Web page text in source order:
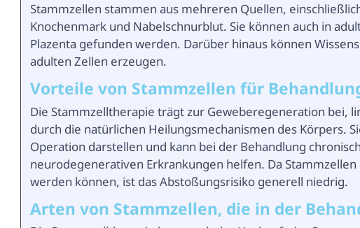
Stammzellen stammen aus mehreren Quellen,
Knochenmark und Nabelschnurblut. Sie können auch in
Plazenta gefunden werden. Darüber hinaus können
adulten Zellen erzeugen.
Vorteile von Stammzellen für
Die Stammzelltherapie trägt zur Geweberegeneration bei,
durch die natürlichen Heilungsmechanismen des Körpers.
Operation darstellen und kann bei der Behandlung
neurodegenerativen Erkrankungen helfen. Da
werden können, ist das Abstoßungsrisiko generell niedrig.
Arten von Stammzellen, die in der